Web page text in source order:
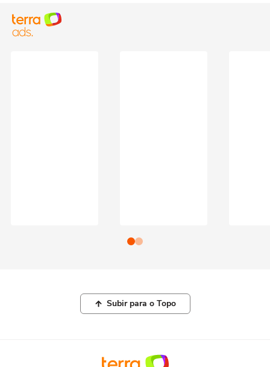
Subir para o Topo